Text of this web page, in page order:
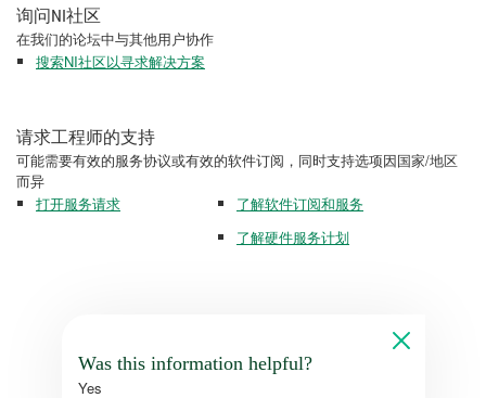
询问NI社区
在我们的论坛中与其他用户协作
搜索NI社区以寻求解决方案
请求工程师的支持
可能需要有效的服务协议或有效的软件订阅，同时支持选项因国家/地区
而异
打开服务请求
了解软件订阅和服务
了解硬件服务计划
Was this information helpful?
Yes